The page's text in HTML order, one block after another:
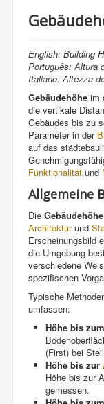
English: Building
Português: Altura
Italiano: Altezza
Gebäudehöhe im
die vertikale
Gebäudes bis zu
Parameter in der
auf das
Funktionalität und
Allgemeine
Die Gebäudehöhe
Architekturund
Erscheinungsbild
die Umgebung
verschiedene
spezifischen
Typische
umfassen:
Höhe bis zum
(First) bei
Höhe bis zur
Höhe bis zur
gemessen.